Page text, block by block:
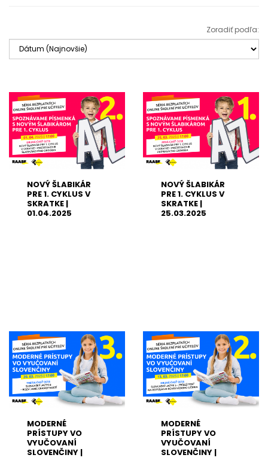
Zoradiť podľa:
NOVÝ ŠLABIKÁR
PRE 1. CYKLUS V
SKRATKE |
01.04.2025
NOVÝ ŠLABIKÁR
PRE 1. CYKLUS V
SKRATKE |
25.03.2025
MODERNÉ
PRÍSTUPY VO
VYUČOVANÍ
SLOVENČINY |
MODERNÉ
PRÍSTUPY VO
VYUČOVANÍ
SLOVENČINY |